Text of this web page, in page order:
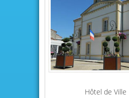
Hôtel de Ville